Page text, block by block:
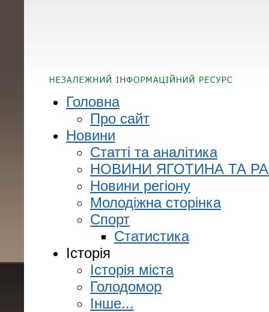
Головна
Про сайт
Новини
Статті та аналітика
НОВИНИ ЯГОТИНА ТА
Новини регіону
Молодіжна сторінка
Спорт
Статистика
Історія
Історія міста
Голодомор
Інше...